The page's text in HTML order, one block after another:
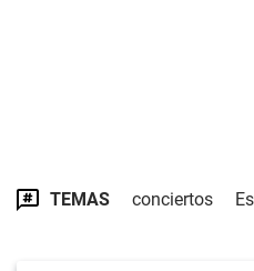
TEMAS conciertos